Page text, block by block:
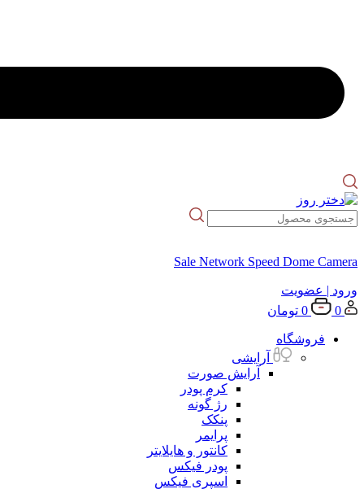
Sale Network Speed Dome Camera
ورود | عضویت
0
0 تومان
فروشگاه
آرایشی
آرایش صورت
کرم پودر
رژ گونه
پنکک
پرایمر
کانتور و هایلایتر
پودر فیکس
اسپری فیکس